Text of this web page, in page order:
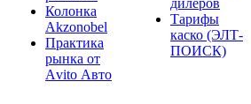
Колонка
Akzonobel
Практика
рынка от
Аvito Авто
дилеров
Тарифы
каско (ЭЛТ-
ПОИСК)